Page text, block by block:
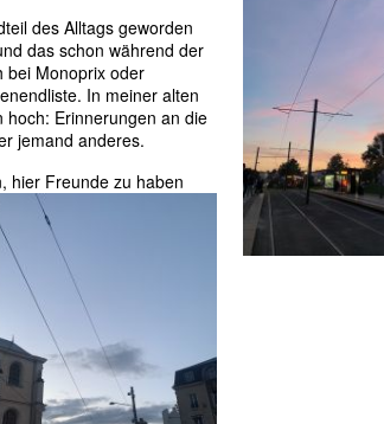
des Alltags geworden
das schon während der
bei Monoprix oder
In meiner alten
hoch: Erinnerungen an die
jemand anderes.
hier Freunde zu haben